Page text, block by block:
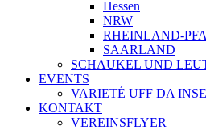
Hessen
NRW
RHEINLAND-
SAARLAND
SCHAUKEL UND
EVENTS
VARIETÉ UFF DA
KONTAKT
VEREINSFLYER